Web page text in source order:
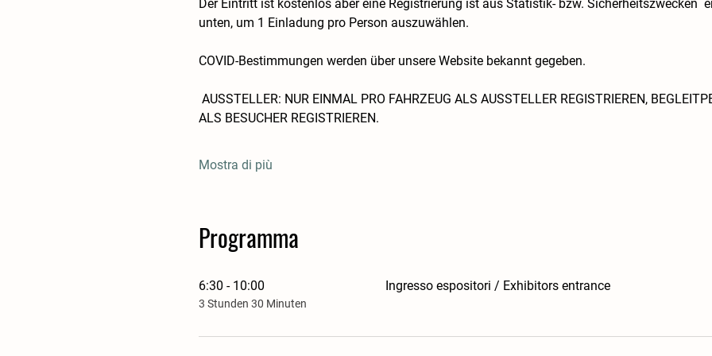
Der Eintritt ist kostenlos aber eine Registrierung ist aus Statistik- bzw. Sicherheitszwecken
unten, um 1 Einladung pro Person auszuwählen.
COVID-Bestimmungen werden über unsere Website bekannt gegeben.
AUSSTELLER: NUR EINMAL PRO FAHRZEUG ALS AUSSTELLER REGISTRIEREN,
ALS BESUCHER REGISTRIEREN.
Mostra di più
Programma
6:30 - 10:00
3 Stunden 30 Minuten
Ingresso espositori / Exhibitors entrance